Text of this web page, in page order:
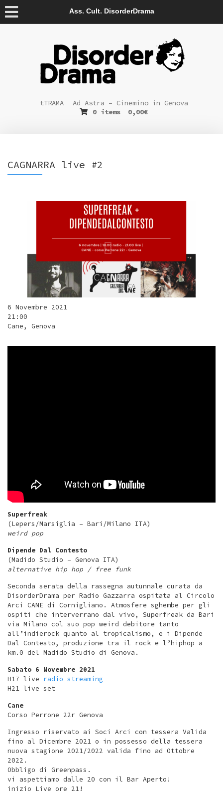
Ass. Cult. DisorderDrama
tTRAMA
Ad Astra – Cinemino in Genova
0 items
0,00€
CAGNARRA live #2
6 Novembre 2021
21:00
Cane, Genova
Superfreak
(Lepers/Marsiglia – Bari/Milano ITA)
weird pop
Dipende Dal Contesto
(Madido Studio – Genova ITA)
alternative hip hop / free funk
Seconda serata della rassegna autunnale curata da
DisorderDrama per Radio Gazzarra ospitata al Circolo
Arci CANE di Cornigliano. Atmosfere sghembe per gli
ospiti che interverrano dal vivo, Superfreak da Bari
via Milano col suo pop weird debitore tanto
all’indierock quanto al tropicalismo, e i Dipende
Dal Contesto, produzione tra il rock e l’hiphop a
km.0 del Madido Studio di Genova.
Sabato 6 Novembre 2021
H17 live radio streaming
H21 live set
Cane
Corso Perrone 22r Genova
Ingresso riservato ai Soci Arci con tessera Valida
fino al Dicembre 2021 o in possesso della tessera
nuova stagione 2021/2022 valida fino ad Ottobre
2022.
Obbligo di Greenpass.
vi aspettiamo dalle 20 con il Bar Aperto!
inizio Live ore 21!